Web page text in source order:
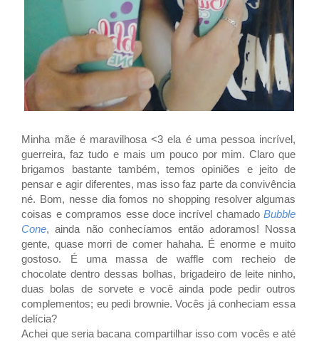
Minha mãe é maravilhosa <3 ela é uma pessoa incrível,
guerreira, faz tudo e mais um pouco por mim. Claro que
brigamos bastante também, temos opiniões e jeito de
pensar e agir diferentes, mas isso faz parte da convivência
né. Bom, nesse dia fomos no shopping resolver algumas
coisas e compramos esse doce incrível chamadoBubble
Cone, ainda não conhecíamos então adoramos! Nossa
gente, quase morri de comer hahaha. É enorme e muito
gostoso. É uma massa de waffle com recheio de
chocolate dentro dessas bolhas, brigadeiro de leite ninho,
duas bolas de sorvete e você ainda pode pedir outros
complementos; eu pedi brownie. Vocês já conheciam essa
delícia?
Achei que seria bacana compartilhar isso com vocês e até